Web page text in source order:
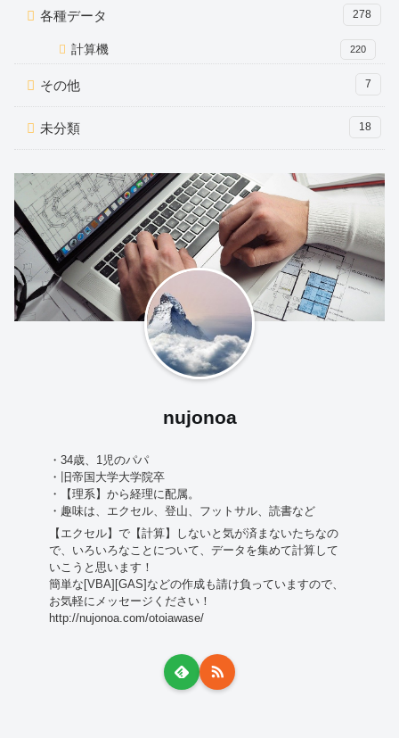
各種データ 278
計算機 220
その他 7
未分類 18
nujonoa
・34歳、1児のパパ
・旧帝国大学大学院卒
・【理系】から経理に配属。
・趣味は、エクセル、登山、フットサル、読書など
【エクセル】で【計算】しないと気が済まないたちなの
で、いろいろなことについて、データを集めて計算して
いこうと思います！
簡単な[VBA][GAS]などの作成も請け負っていますので、
お気軽にメッセージください！
http://nujonoa.com/otoiawase/